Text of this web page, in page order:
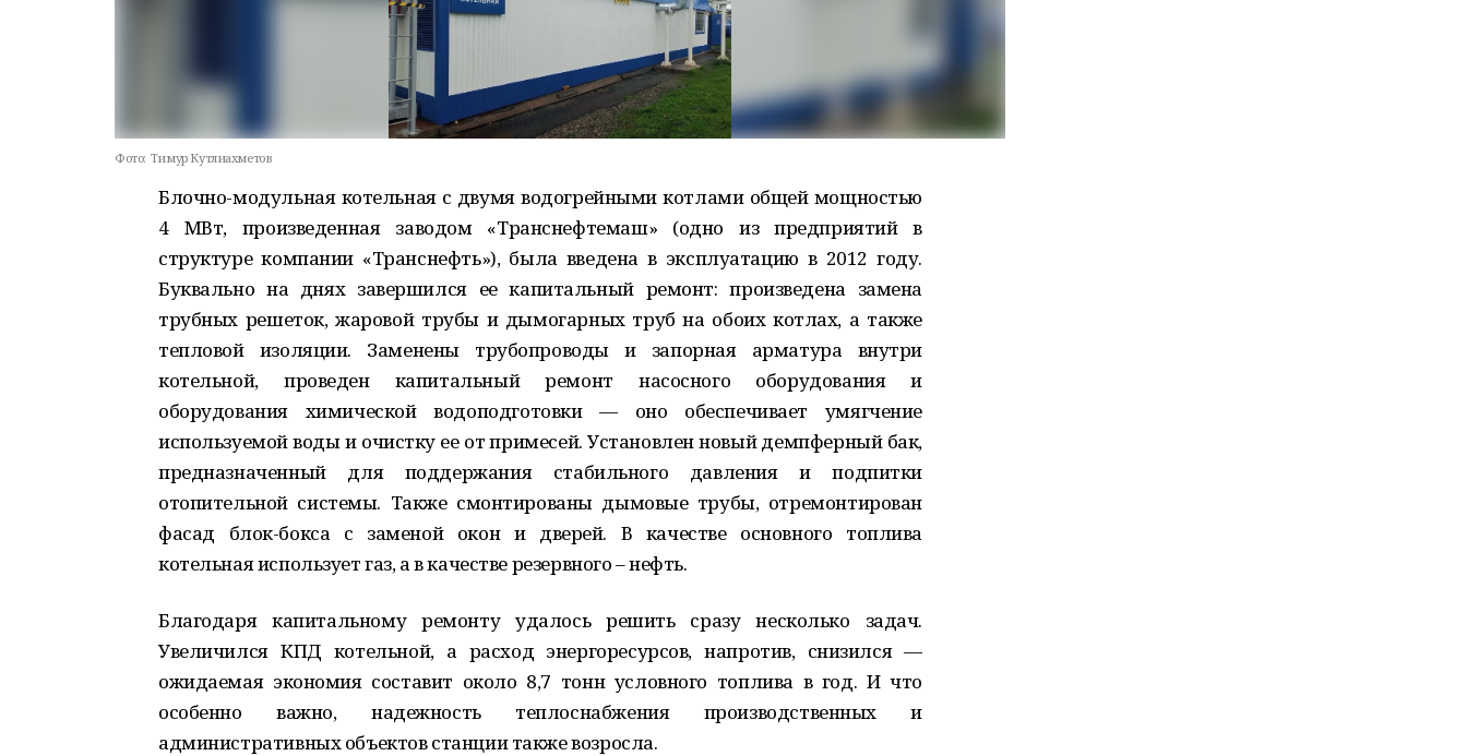
Фото: Тимур Кутлиахметов
Блочно-модульная котельная с двумя водогрейными котлами общей мощностью
4 МВт, произведенная заводом «Транснефтемаш» (одно из предприятий в
структуре компании «Транснефть»), была введена в эксплуатацию в 2012 году.
Буквально на днях завершился ее капитальный ремонт: произведена замена
трубных решеток, жаровой трубы и дымогарных труб на обоих котлах, а также
тепловой изоляции. Заменены трубопроводы и запорная арматура внутри
котельной, проведен капитальный ремонт насосного оборудования и
оборудования химической водоподготовки — оно обеспечивает умягчение
используемой воды и очистку ее от примесей. Установлен новый демпферный бак,
предназначенный для поддержания стабильного давления и подпитки
отопительной системы. Также смонтированы дымовые трубы, отремонтирован
фасад блок-бокса с заменой окон и дверей. В качестве основного топлива
котельная использует газ, а в качестве резервного – нефть.
Благодаря капитальному ремонту удалось решить сразу несколько задач.
Увеличился КПД котельной, а расход энергоресурсов, напротив, снизился —
ожидаемая экономия составит около 8,7 тонн условного топлива в год. И что
особенно важно, надежность теплоснабжения производственных и
административных объектов станции также возросла.